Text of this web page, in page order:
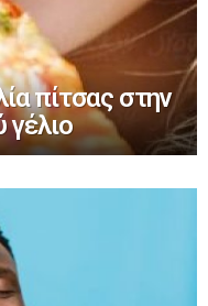
πίτσας στην